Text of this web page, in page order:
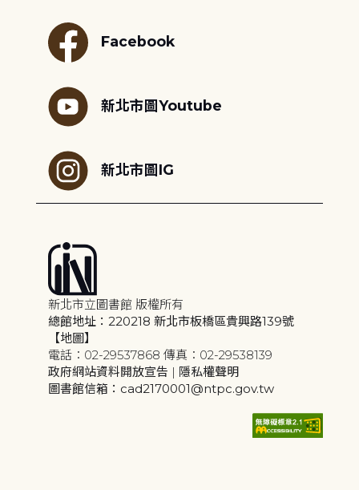
Facebook
新北市圖Youtube
新北市圖IG
新北市立圖書館 版權所有
總館地址：220218 新北市板橋區貴興路139號
【地圖】
電話：02-29537868 傳真：02-29538139
政府網站資料開放宣告 | 隱私權聲明
圖書館信箱：cad2170001@ntpc.gov.tw